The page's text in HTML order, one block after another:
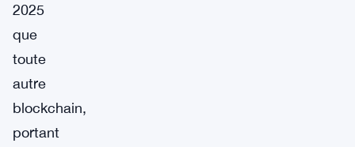
2025
que
toute
autre
blockchain,
portant